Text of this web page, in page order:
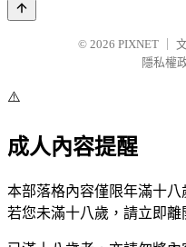
© 2026 PIXNET
隱私權
⚠️
成人內容提醒
本部落格內容僅限年滿十八
若您未滿十八歲，請立即離